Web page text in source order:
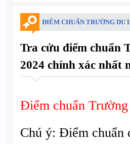
ĐIỂM CHUẨN TRƯỜNG DU
Tra cứu điểm chuẩn
2024 chính xác nhất
Điểm chuẩn
Chú ý: Điểm chuẩn